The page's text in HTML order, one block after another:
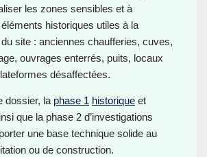
les zones sensibles et à
historiques utiles à la
site : anciennes chaufferies, cuves,
ouvrages enterrés, puits, locaux
désaffectées.
dossier, la phase 1 historique et
que la phase 2 d’investigations
une base technique solide au
ou de construction.